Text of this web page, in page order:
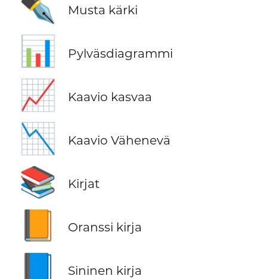
✒️ Musta kärki
📊 Pylväsdiagrammi
📈 Kaavio kasvaa
📉 Kaavio Vähenevä
📚 Kirjat
Oranssi kirja
Sininen kirja